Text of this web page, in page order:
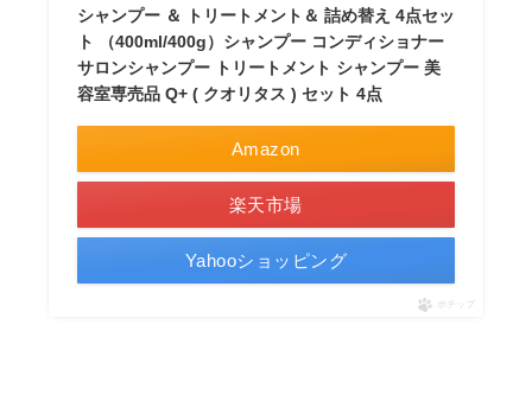
シャンプー ＆ トリートメント＆ 詰め替え 4点セッ
ト （400ml/400g）シャンプー コンディショナー
サロンシャンプー トリートメント シャンプー 美
容室専売品 Q+ ( クオリタス ) セット 4点
Amazon
楽天市場
Yahooショッピング
ポチップ